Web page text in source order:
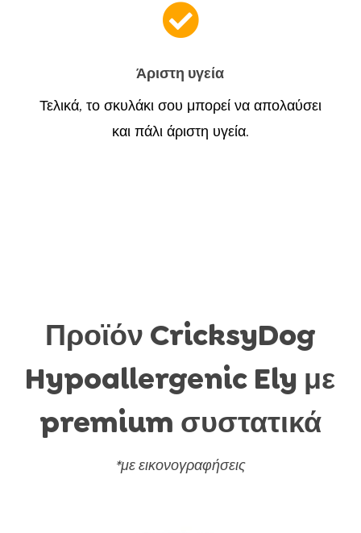

Άριστη υγεία
Τελικά, το σκυλάκι σου μπορεί να απολαύσει
και πάλι άριστη υγεία.
Προϊόν CricksyDog
Hypoallergenic Ely με
premium συστατικά
*με εικονογραφήσεις